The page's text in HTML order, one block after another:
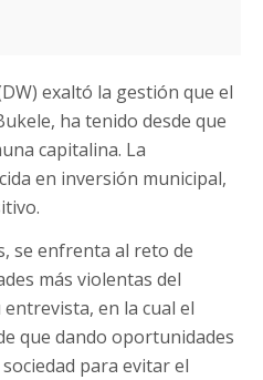
exaltó la gestión que el
ha tenido desde que
capitalina. La
en inversión municipal,
se enfrenta al reto de
más violentas del
en la cual el
que dando oportunidades
para evitar el